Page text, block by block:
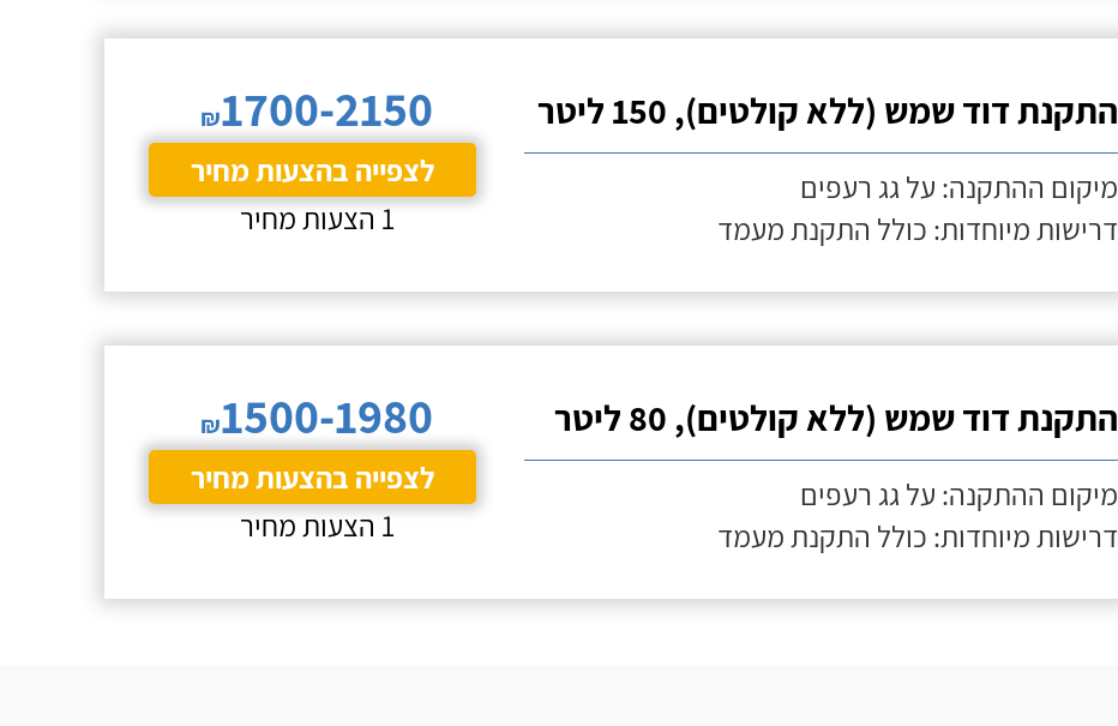
התקנת דוד שמש (ללא קולטים), 150 ליטר
מיקום ההתקנה: על גג רעפים
דרישות מיוחדות: כולל התקנת מעמד
₪1700-2150
לצפייה בהצעות מחיר
1 הצעות מחיר
התקנת דוד שמש (ללא קולטים), 80 ליטר
מיקום ההתקנה: על גג רעפים
דרישות מיוחדות: כולל התקנת מעמד
₪1500-1980
לצפייה בהצעות מחיר
1 הצעות מחיר